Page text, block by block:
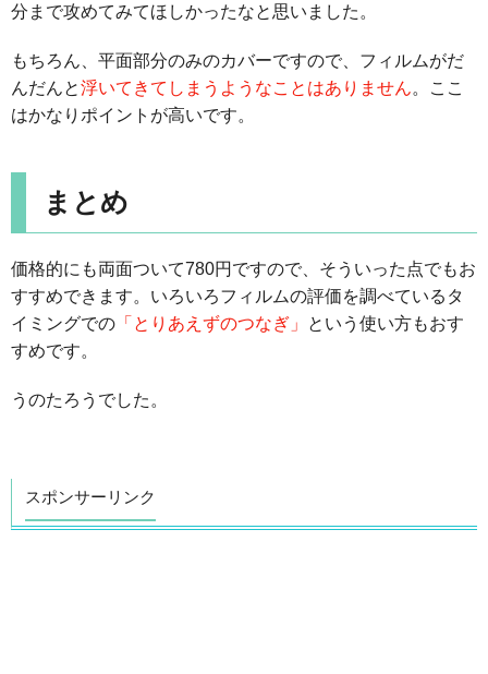
分まで攻めてみてほしかったなと思いました。
もちろん、平面部分のみのカバーですので、フィルムがだ
んだんと浮いてきてしまうようなことはありません。ここ
はかなりポイントが高いです。
まとめ
価格的にも両面ついて780円ですので、そういった点でもお
すすめできます。いろいろフィルムの評価を調べているタ
イミングでの 「とりあえずのつなぎ」
という使い方もおす
すめです。
うのたろうでした。
スポンサーリンク